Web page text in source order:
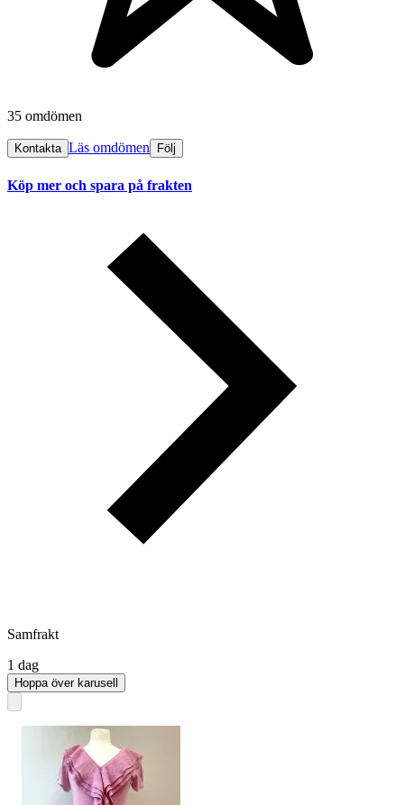
35 omdömen
Kontakta Läs omdömen Följ
Köp mer och spara på frakten
Samfrakt
1 dag
Hoppa över karusell